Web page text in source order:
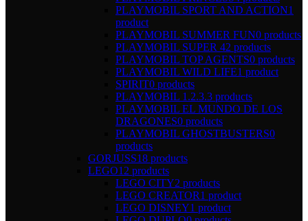
PLAYMOBIL SPORT AND ACTION1
product
PLAYMOBIL SUMMER FUN0 products
PLAYMOBIL SUPER 42 products
PLAYMOBIL TOP AGENTS0 products
PLAYMOBIL WILD LIFE1 product
SPIRIT0 products
PLAYMOBIL 1.2.3.3 products
PLAYMOBIL EL MUNDO DE LOS
DRAGONES0 products
PLAYMOBIL GHOSTBUSTERS0
products
GORJUSS18 products
LEGO12 products
LEGO CITY2 products
LEGO CREATOR1 product
LEGO DISNEY1 product